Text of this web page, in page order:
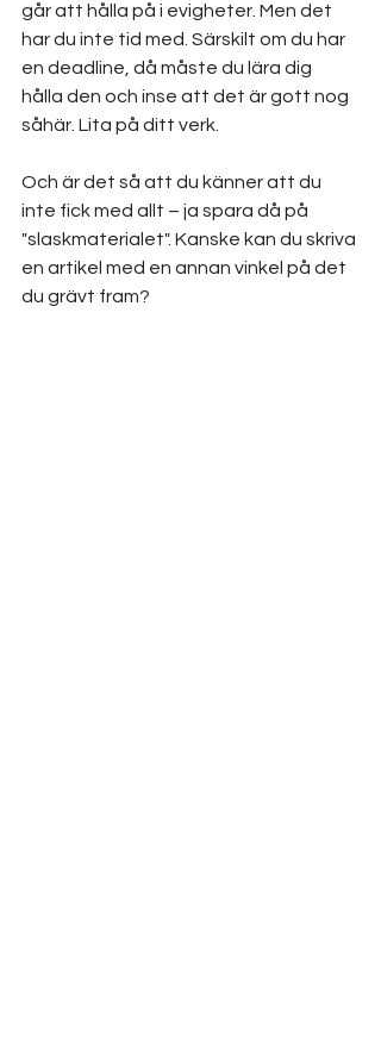
går att hålla på i evigheter. Men det
har du inte tid med. Särskilt om du har
en deadline, då måste du lära dig
hålla den och inse att det är gott nog
såhär. Lita på ditt verk.
Och är det så att du känner att du
inte fick med allt – ja spara då på
"slaskmaterialet". Kanske kan du skriva
en artikel med en annan vinkel på det
du grävt fram?